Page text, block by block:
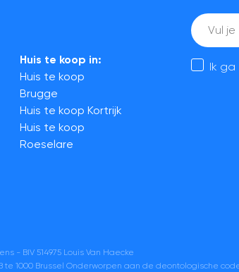
Huis te koop in:
Huis te koop
Brugge
Huis te koop Kortrijk
Huis te koop
Roeselare
E-
mail
Ik
- BIV 514975 Louis Van Haecke
1000 Brussel Onderworpen aan de deontologische